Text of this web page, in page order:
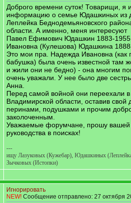
Доброго времени суток! Товарищи, я
информацию о семье Юдашкиных из
Леплейка Беднодемьяновского
области. А именно, меня интересуют
Павел Ефимович Юдашкин 1883-
Ивановна (Кулешова) Юдашкина
Это мои пра. Надежда Ивановна (как
бабушка) была очень известной там
и жили они не бедно) - она многим
очень уважали. У нее было две
Анна.
Перед самой войной они переехали в
Владимирской области, оставив свой
перинами, подушками и прочим
заколоченным.
Уважаемые форумчане, прошу
руководства в поисках!
---
ищу Лазуковых (Кужебар), Юдашкиных
Зычковых (Истопки)
Игнорировать
NEW! Сообщение отправлено: 27 октября